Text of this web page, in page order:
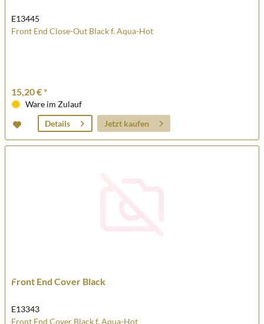
E13445
Front End Close-Out Black f. Aqua-Hot
15,20 € *
Ware im Zulauf
Details
Jetzt kaufen
Front End Cover Black
E13343
Front End Cover Black f. Aqua-Hot